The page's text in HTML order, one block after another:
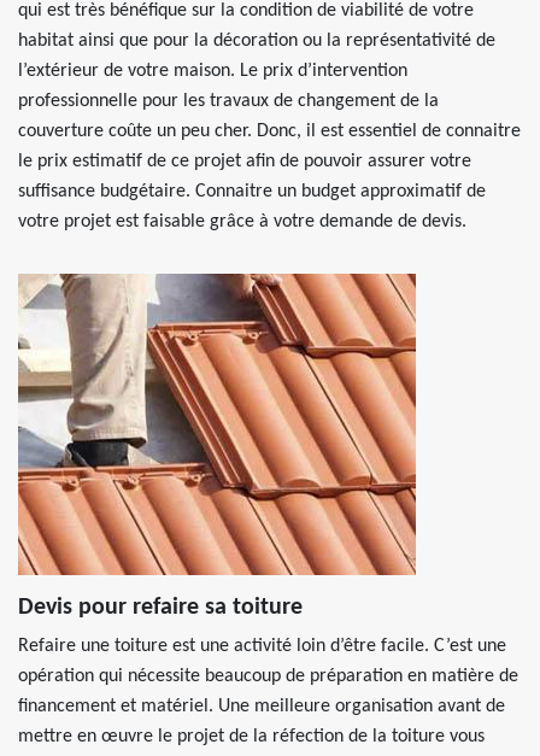
qui est très bénéfique sur la condition de viabilité de votre
habitat ainsi que pour la décoration ou la représentativité de
l’extérieur de votre maison. Le prix d’intervention
professionnelle pour les travaux de changement de la
couverture coûte un peu cher. Donc, il est essentiel de connaitre
le prix estimatif de ce projet afin de pouvoir assurer votre
suffisance budgétaire. Connaitre un budget approximatif de
votre projet est faisable grâce à votre demande de devis.
Devis pour refaire sa toiture
Refaire une toiture est une activité loin d’être facile. C’est une
opération qui nécessite beaucoup de préparation en matière de
financement et matériel. Une meilleure organisation avant de
mettre en œuvre le projet de la réfection de la toiture vous